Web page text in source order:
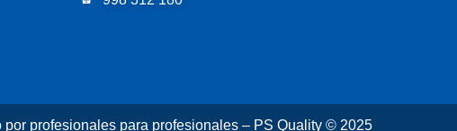
por profesionales para profesionales – PS Quality © 2025